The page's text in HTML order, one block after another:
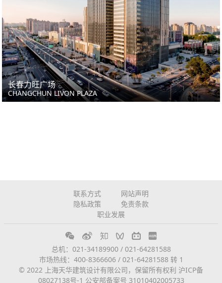
长春力旺广场
CHANGCHUN LIVON PLAZA
联系方式
网站声明
隐私政策
免责条款
职业发展
总机：021-34189900 / 021-64281588
市场热线：400-8366606 / 021-64281588 转 1
© 2022 上海天华建筑设计有限公司，保留所有权利 沪ICP备
08027138号-1 公安部备案号 31010402005733